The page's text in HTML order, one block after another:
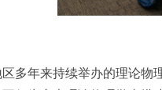
多年来持续举办的理论物